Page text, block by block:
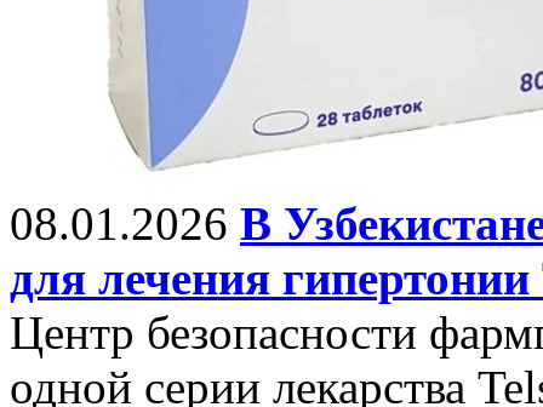
08.01.2026 В
для лечения
Центр безопасности
одной серии лекарства